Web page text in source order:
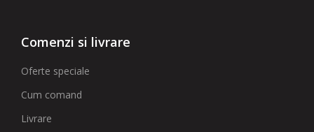
Comenzi si livrare
Oferte speciale
Cum comand
Livrare